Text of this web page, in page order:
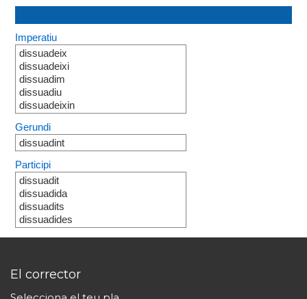
Imperatiu
dissuadeix
dissuadeixi
dissuadim
dissuadiu
dissuadeixin
Gerundi
dissuadint
Participi
dissuadit
dissuadida
dissuadits
dissuadides
El corrector